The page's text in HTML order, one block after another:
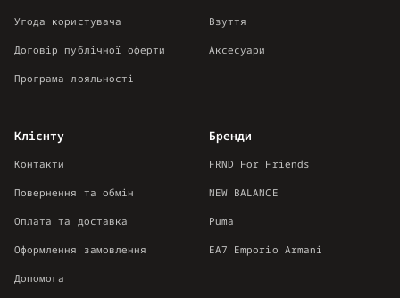
Взуття
Аксесуари
Угода користувача
Договір публічної оферти
Програма лояльності
Клієнту
Контакти
Повернення та обмін
Оплата та доставка
Оформлення замовлення
Допомога
Бренди
FRND For Friends
NEW BALANCE
Puma
EA7 Emporio Armani